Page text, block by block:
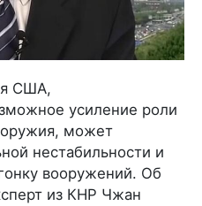
США,
усиление роли
оружия, может
нестабильности и
вооружений. Об
из КНР Чжан